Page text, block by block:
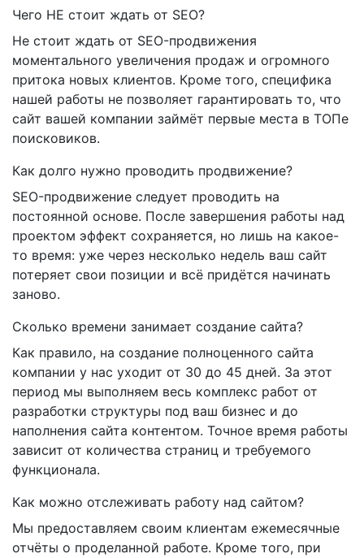
Чего НЕ стоит ждать от SEO?
Не стоит ждать от SEO-продвижения
моментального увеличения продаж и огромного
притока новых клиентов. Кроме того, специфика
нашей работы не позволяет гарантировать то, что
сайт вашей компании займёт первые места в ТОПе
поисковиков.
Как долго нужно проводить продвижение?
SEO-продвижение следует проводить на
постоянной основе. После завершения работы над
проектом эффект сохраняется, но лишь на какое-
то время: уже через несколько недель ваш сайт
потеряет свои позиции и всё придётся начинать
заново.
Сколько времени занимает создание сайта?
Как правило, на создание полноценного сайта
компании у нас уходит от 30 до 45 дней. За этот
период мы выполняем весь комплекс работ от
разработки структуры под ваш бизнес и до
наполнения сайта контентом. Точное время работы
зависит от количества страниц и требуемого
функционала.
Как можно отслеживать работу над сайтом?
Мы предоставляем своим клиентам ежемесячные
отчёты о проделанной работе. Кроме того, при